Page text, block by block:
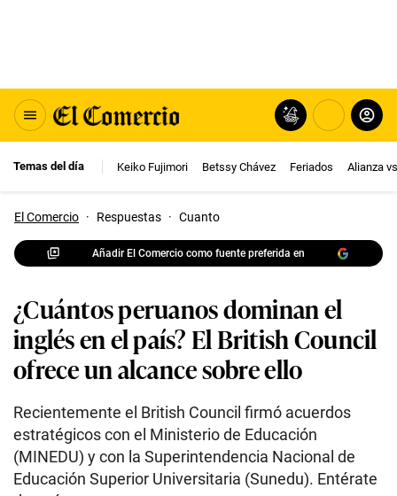
Temas del día Keiko Fujimori Betssy Chávez Feriados Alianza
El Comercio · Respuestas · Cuanto
Añadir El Comercio como fuente preferida en
¿Cuántos peruanos dominan el
inglés en el país? El British Council
ofrece un alcance sobre ello
Recientemente el British Council firmó acuerdos
estratégicos con el Ministerio de Educación
(MINEDU) y con la Superintendencia Nacional de
Educación Superior Universitaria (Sunedu). Entérate